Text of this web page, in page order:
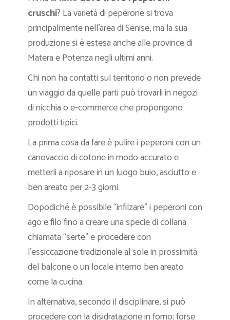
cruschi? La varietà di peperone si trova
principalmente nell’area di Senise, ma la sua
produzione si è estesa anche alle province di
Matera e Potenza negli ultimi anni.
Chi non ha contatti sul territorio o non prevede
un viaggio da quelle parti può trovarli in negozi
di nicchia o e-commerce che propongono
prodotti tipici.
La prima cosa da fare è pulire i peperoni con un
canovaccio di cotone in modo accurato e
metterli a riposare in un luogo buio, asciutto e
ben areato per 2-3 giorni.
Dopodiché è possibile “infilzare” i peperoni con
ago e filo fino a creare una specie di collana
chiamata “serte” e procedere con
l’essiccazione tradizionale al sole in prossimità
del balcone o un locale interno ben areato
come la cucina.
In alternativa, secondo il disciplinare, si può
procedere con la disidratazione in forno; forse